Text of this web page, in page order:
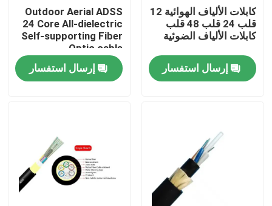
مراقبة الجودة
اطلب اقتباس
كابلات الألياف البصرية الداخلية
كابل الألياف البصرية
كابلات الألياف الهوائية 12
قلب 24 قلب 48 قلب
كابلات الألياف الضوئية
إرسال استفسار
Outdoor Aerial ADSS
24 Core All-dielectric
Self-supporting Fiber
Optic cable
إرسال استفسار